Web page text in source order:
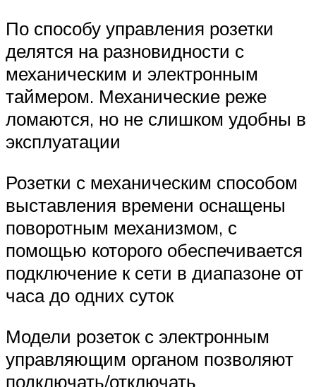
По способу управления розетки
делятся на разновидности с
механическим и электронным
таймером. Механические реже
ломаются, но не слишком удобны в
эксплуатации
Розетки с механическим способом
выставления времени оснащены
поворотным механизмом, с
помощью которого обеспечивается
подключение к сети в диапазоне от
часа до одних суток
Модели розеток с электронным
управляющим органом позволяют
подключать/отключать